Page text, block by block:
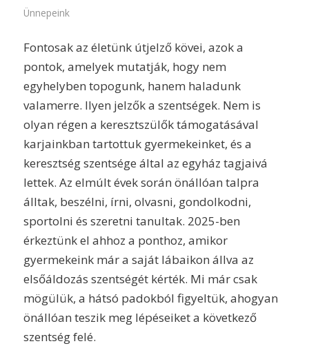
Ünnepeink
Fontosak az életünk útjelző kövei, azok a
pontok, amelyek mutatják, hogy nem
egyhelyben topogunk, hanem haladunk
valamerre. Ilyen jelzők a szentségek. Nem is
olyan régen a keresztszülők támogatásával
karjainkban tartottuk gyermekeinket, és a
keresztség szentsége által az egyház tagjaivá
lettek. Az elmúlt évek során önállóan talpra
álltak, beszélni, írni, olvasni, gondolkodni,
sportolni és szeretni tanultak. 2025-ben
érkeztünk el ahhoz a ponthoz, amikor
gyermekeink már a saját lábaikon állva az
elsőáldozás szentségét kérték. Mi már csak
mögülük, a hátsó padokból figyeltük, ahogyan
önállóan teszik meg lépéseiket a következő
szentség felé.